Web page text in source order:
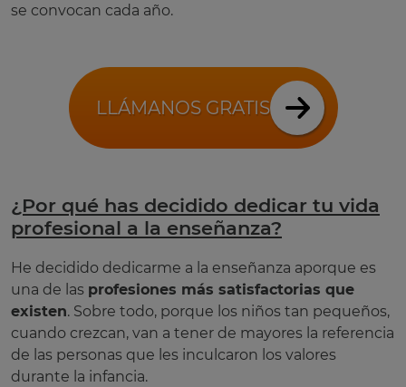
se convocan cada año.
LLÁMANOS GRATIS
¿Por qué has decidido dedicar tu vida
profesional a la enseñanza?
He decidido dedicarme a la enseñanza aporque es
una de las profesiones más satisfactorias que
existen. Sobre todo, porque los niños tan pequeños,
cuando crezcan, van a tener de mayores la referencia
de las personas que les inculcaron los valores
durante la infancia.